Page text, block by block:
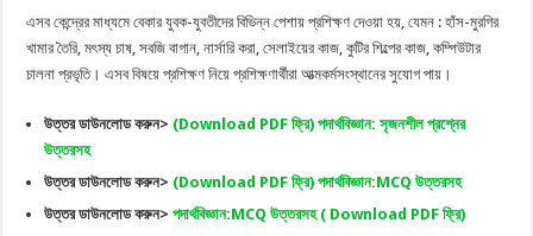
এসব কেন্দ্রের মাধ্যমে বেকার যুবক-যুবতীদের বিভিন্ন পেশায় প্রশিক্ষণ দেওয়া হয়, যেমন : হাঁস-মুরগির
খামার তৈরি, মৎস্য চাষ, সবজি বাগান, নার্সারি করা, সেলাইয়ের কাজ, কুটির শিল্পের কাজ, কম্পিউটার
চালনা প্রভৃতি। এসব বিষয়ে প্রশিক্ষণ নিয়ে প্রশিক্ষণার্থীরা আত্মকর্মসংস্থানের সুযোগ পায়।
উত্তর ডাউনলোড করুন> (Download PDF ফ্রি) পদার্থবিজ্ঞান: সৃজনশীল প্রশ্নের
উত্তরসহ
উত্তর ডাউনলোড করুন> (Download PDF ফ্রি) পদার্থবিজ্ঞান:MCQ উত্তরসহ
উত্তর ডাউনলোড করুন>পদার্থবিজ্ঞান:MCQ উত্তরসহ ( Download PDF ফ্রি)